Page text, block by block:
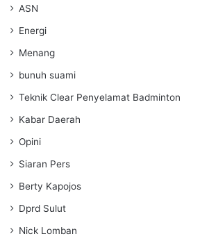
ASN
Energi
Menang
bunuh suami
Teknik Clear Penyelamat Badminton
Kabar Daerah
Opini
Siaran Pers
Berty Kapojos
Dprd Sulut
Nick Lomban